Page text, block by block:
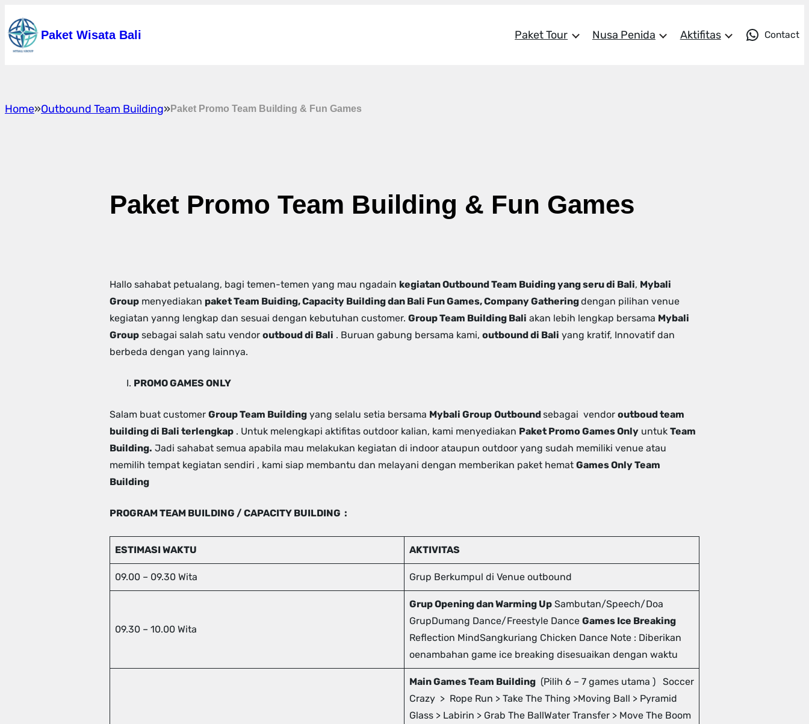
Skip
to
content
Paket Wisata Bali Paket Tour Nusa Penida Aktifitas Contact
Home»Outbound Team Building»Paket Promo Team Building & Fun Games
Paket Promo Team Building & Fun Games
Hallo sahabat petualang, bagi temen-temen yang mau ngadain kegiatan Outbound Team Buiding yang seru di Bali, Mybali
Group menyediakan paket Team Buiding, Capacity Building dan Bali Fun Games, Company Gatheringdengan pilihan venue
kegiatan yanng lengkap dan sesuai dengan kebutuhan customer. Group Team Building Bali akan lebih lengkap bersama Mybali
Group sebagai salah satu vendor outboud di Bali . Buruan gabung bersama kami, outbound di Bali yang kratif, Innovatif dan
berbeda dengan yang lainnya.
PROMO GAMES ONLY
Salam buat customer Group Team Building yang selalu setia bersama Mybali Group Outboundsebagai vendor outboud team
building di Bali terlengkap . Untuk melengkapi aktifitas outdoor kalian, kami menyediakan Paket Promo Games Only untuk Team
Building. Jadi sahabat semua apabila mau melakukan kegiatan di indoor ataupun outdoor yang sudah memiliki venue atau
memilih tempat kegiatan sendiri , kami siap membantu dan melayani dengan memberikan paket hemat Games Only Team
Building
PROGRAM TEAM BUILDING / CAPACITY BUILDING :
ESTIMASI WAKTU AKTIVITAS
09.00 – 09.30 Wita Grup Berkumpul di Venue outbound
09.30 – 10.00 Wita
Grup Opening dan Warming Up Sambutan/Speech/Doa
GrupDumang Dance/Freestyle Dance Games Ice Breaking
Reflection MindSangkuriang Chicken Dance Note : Diberikan
oenambahan game ice breaking disesuaikan dengan waktu
Main Games Team Building (Pilih 6 – 7 games utama ) Soccer
Crazy > Rope Run > Take The Thing >Moving Ball > Pyramid
Glass > Labirin > Grab The BallWater Transfer > Move The Boom